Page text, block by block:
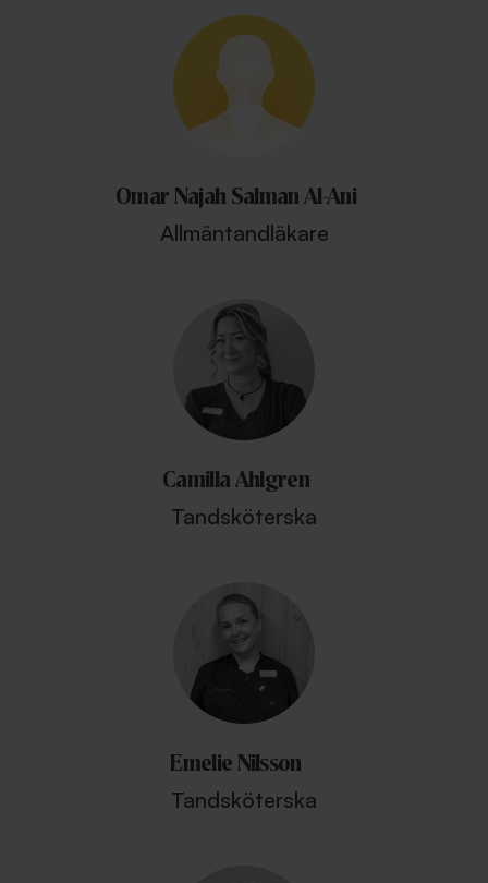
Omar Najah Salman Al-Ani
Allmäntandläkare
Camilla Ahlgren
Tandsköterska
Emelie Nilsson
Tandsköterska